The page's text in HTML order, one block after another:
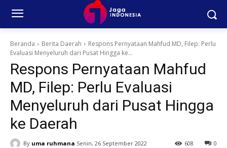
Beranda Berita Daerah
Respons Pernyataan Mahfud MD, Filep: Perlu
Evaluasi Menyeluruh dari Pusat Hingga ke...
Respons Pernyataan Mahfud
MD, Filep: Perlu Evaluasi
Menyeluruh dari Pusat Hingga
ke Daerah
By uma ruhmana Senin, 26 September 2022 0
608